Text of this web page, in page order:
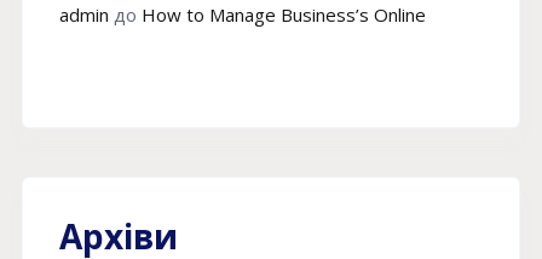
admin до How to Manage Business’s Online
Архіви